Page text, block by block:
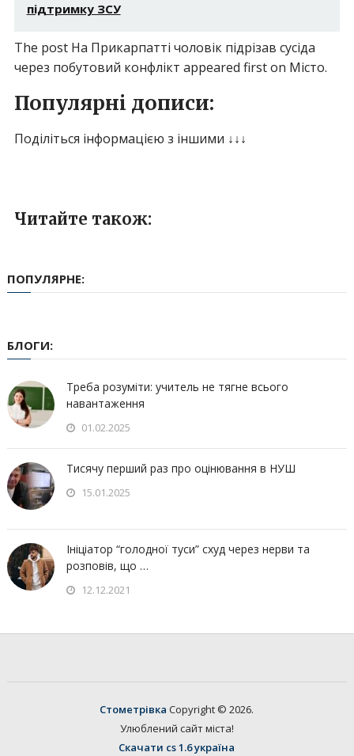
підтримку ЗСУ
The post На Прикарпатті чоловік підрізав сусіда
через побутовий конфлікт appeared first on Місто.
Популярні дописи:
Поділіться інформацією з іншими ↓↓↓
Читайте також:
ПОПУЛЯРНЕ:
БЛОГИ:
Треба розуміти: учитель не тягне всього
навантаження
01.02.2025
Тисячу перший раз про оцінювання в НУШ
15.01.2025
Ініціатор “голодної туси” схуд через нерви та
розповів, що …
12.12.2021
Стометрівка Copyright © 2026.
Улюблений сайт міста!
Скачати cs 1.6 україна